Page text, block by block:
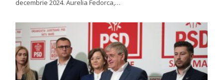
decembrie 2024. Aurelia Fedorca,…